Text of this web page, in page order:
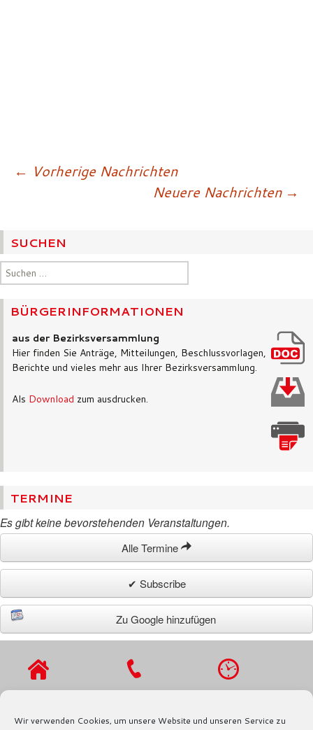
Wir verwenden Cookies, um unsere Website und unseren Service zu
← Vorherige Nachrichten
Neuere Nachrichten →
SUCHEN
Suchen
nach:
BÜRGERINFORMATIONEN
aus der Bezirksversammlung
Hier finden Sie Anträge, Mitteilungen, Beschlussvorlagen,
Berichte und vieles mehr aus Ihrer Bezirksversammlung.
Als Download zum ausdrucken.
TERMINE
Es gibt keine bevorstehenden Veranstaltungen.
Alle Termine
✔ Subscribe
Zu Google hinzufügen